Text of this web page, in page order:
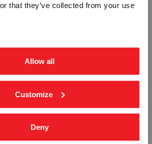
that they’ve collected from your use
Allow all
Customize
Deny
SKILT
HUSNUMMER SPESIAL H150MM
PRIVAT